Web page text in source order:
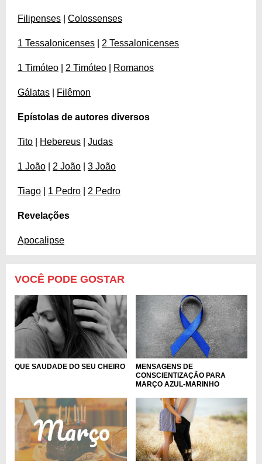
Filipenses Colossenses
1 Tessalonicenses 2 Tessalonicenses
1 Timóteo 2 Timóteo Romanos
Gálatas Filêmon
Epístolas de autores diversos
Tito Hebereus Judas
1 João 2 João 3 João
Tiago 1 Pedro 2 Pedro
Revelações
Apocalipse
VOCÊ PODE GOSTAR
QUE SAUDADE DO SEU CHEIRO
MENSAGENS DE
CONSCIENTIZAÇÃO PARA
MARÇO AZUL-MARINHO